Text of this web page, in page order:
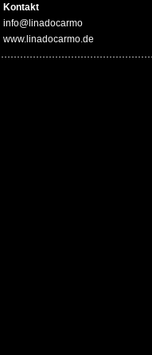
Kontakt
info@linadocarmo
www.linadocarmo.de